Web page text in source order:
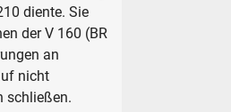
diente. Sie
der V 160 (BR
an
nicht
schließen.